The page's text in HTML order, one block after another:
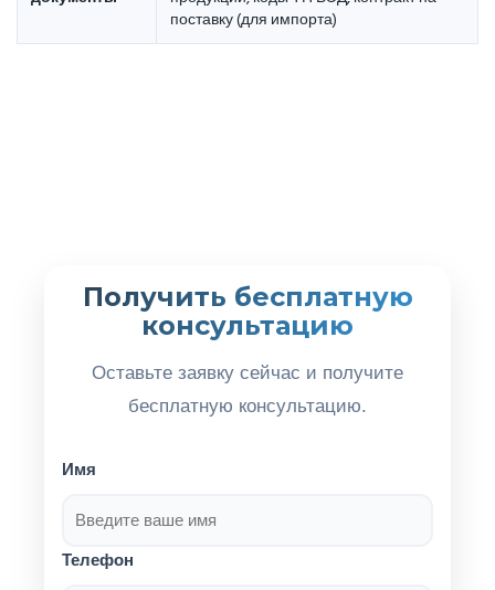
поставку (для импорта)
Получить бесплатную
консультацию
Оставьте заявку сейчас и получите
бесплатную консультацию.
Имя
Телефон